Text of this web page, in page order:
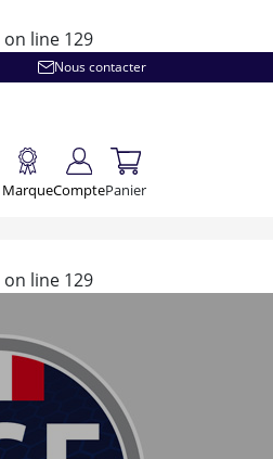
on line 129
Nous contacter
MarqueComptePanier
on line 129